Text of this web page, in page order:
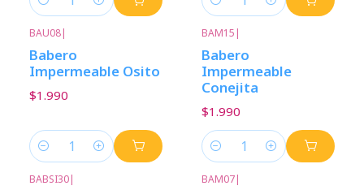
Cantidad Cantidad
BAU08|
Babero
Impermeable Osito
$1.990
Cantidad
BAM15 |
Babero
Impermeable
Conejita
$1.990
Cantidad
BABSI30| BAM07|